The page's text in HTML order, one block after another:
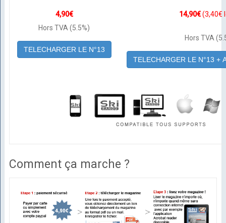
4,90€
TELECHARGER LE N°13
Hors TVA (5.5%)
14,90€(3,40€
TELECHARGER LE N°13 +
Hors TVA
Comment ça marche ?